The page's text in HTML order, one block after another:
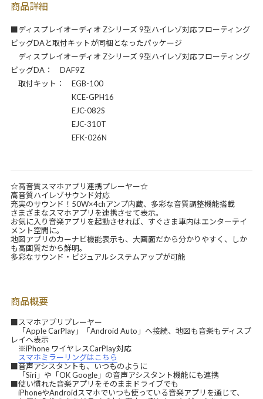
商品詳細
■ディスプレイオーディオ Zシリーズ 9型ハイレゾ対応フローティング
ビッグDAと取付キットが同梱となったパッケージ
ディスプレイオーディオ Zシリーズ 9型ハイレゾ対応フローティング
ビッグDA： DAF9Z
取付キット： EGB-100
KCE-GPH16
EJC-082S
EJC-310T
EFK-026N
☆高音質スマホアプリ連携プレーヤー☆
高音質ハイレゾサウンド対応
充実のサウンド！50W×4chアンプ内蔵、多彩な音質調整機能搭載
さまざまなスマホアプリを連携させて表示。
お気に入り音楽アプリを起動させれば、すぐさま車内はエンターテイ
メント空間に。
地図アプリのカーナビ機能表示も、大画面だから分かりやすく、しか
も高画質だから鮮明。
多彩なサウンド・ビジュアルシステムアップが可能
商品概要
■スマホアプリプレーヤー
「Apple CarPlay」「Android Auto」へ接続、地図も音楽もディスプ
レイへ表示
※iPhone ワイヤレスCarPlay対応
スマホミラーリングはこちら
■音声アシスタントも、いつものように
「Siri」や「OK Google」の音声アシスタント機能にも連携
■使い慣れた音楽アプリをそのままドライブでも
iPhoneやAndroidスマホでいつも使っている音楽アプリを通じて、